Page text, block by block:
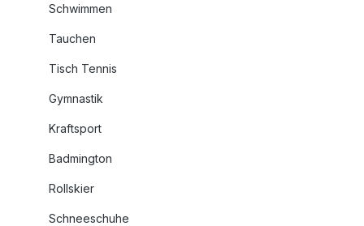
Schwimmen
Tauchen
Tisch Tennis
Gymnastik
Kraftsport
Badmington
Rollskier
Schneeschuhe